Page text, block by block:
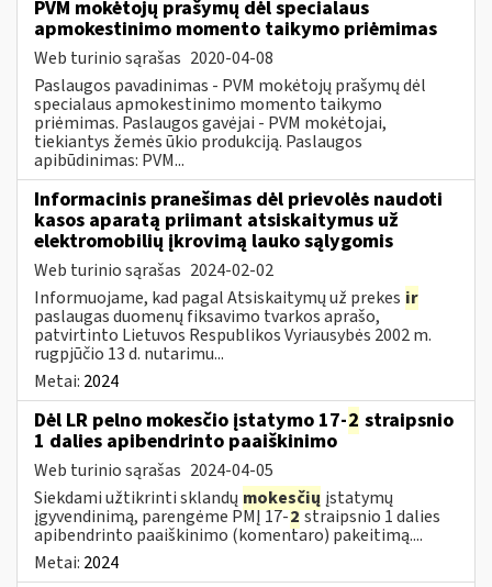
PVM mokėtojų prašymų dėl specialaus
apmokestinimo momento taikymo priėmimas
Web turinio sąrašas 2020-04-08
Paslaugos pavadinimas - PVM mokėtojų prašymų dėl
specialaus apmokestinimo momento taikymo
priėmimas. Paslaugos gavėjai - PVM mokėtojai,
tiekiantys žemės ūkio produkciją. Paslaugos
apibūdinimas: PVM...
Informacinis pranešimas dėl prievolės naudoti
kasos aparatą priimant atsiskaitymus už
elektromobilių įkrovimą lauko sąlygomis
Web turinio sąrašas 2024-02-02
Informuojame, kad pagal Atsiskaitymų už prekes ir
paslaugas duomenų fiksavimo tvarkos aprašo,
patvirtinto Lietuvos Respublikos Vyriausybės 2002 m.
rugpjūčio 13 d. nutarimu...
Metai: 2024
Dėl LR pelno mokesčio įstatymo 17-2 straipsnio
1 dalies apibendrinto paaiškinimo
Web turinio sąrašas 2024-04-05
Siekdami užtikrinti sklandų mokesčių įstatymų
įgyvendinimą, parengėme PMĮ 17-2straipsnio 1 dalies
apibendrinto paaiškinimo (komentaro) pakeitimą....
Metai: 2024